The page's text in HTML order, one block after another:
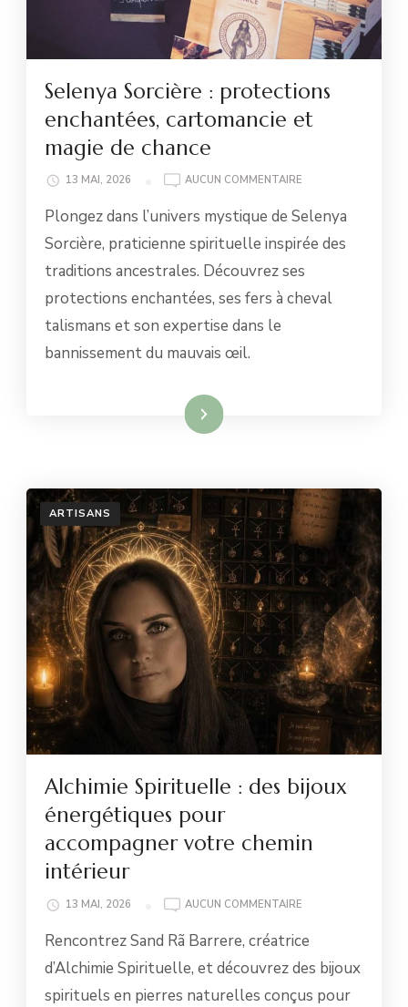
Selenya Sorcière : protections
enchantées, cartomancie et
magie de chance
13 MAI, 2026 AUCUN COMMENTAIRE
:
PROTECTIONS
ENCHANTÉES,
CARTOMANCIE
MAGIE
Plongez dans l’univers mystique de Selenya
Sorcière, praticienne spirituelle inspirée des
traditions ancestrales. Découvrez ses
protections enchantées, ses fers à cheval
talismans et son expertise dans le
bannissement du mauvais œil.
Lire la suite
ARTISANS
Alchimie Spirituelle : des bijoux
énergétiques pour
accompagner votre chemin
intérieur
13 MAI, 2026 AUCUN COMMENTAIRE
:
BIJOUX
ÉNERGÉTIQUES
Rencontrez Sand Rã Barrere, créatrice
d’Alchimie Spirituelle, et découvrez des bijoux
spirituels en pierres naturelles conçus pour